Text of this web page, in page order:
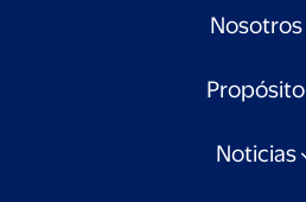
Nosotros
Propósito
Noticias